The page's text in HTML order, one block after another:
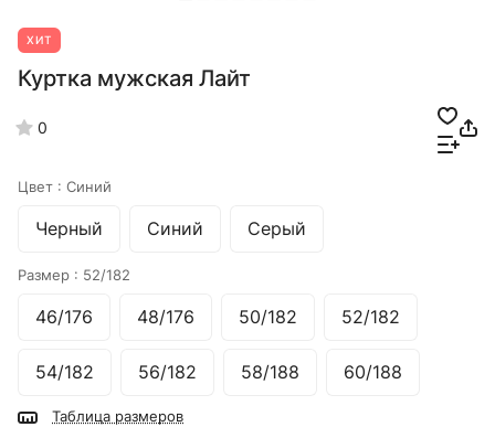
ХИТ
Куртка мужская Лайт
0
Цвет : Синий
Черный Синий Серый
Размер : 52/182
46/176 48/176 50/182 52/182
54/182 56/182 58/188 60/188
Таблица размеров